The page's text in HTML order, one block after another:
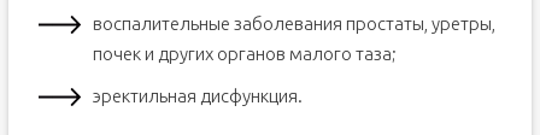
воспалительные заболевания простаты, уретры,
почек и других органов малого таза;
эректильная дисфункция.